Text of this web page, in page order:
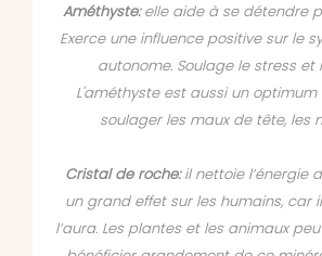
Améthyste:elle aide à se détendre
Exerce une influence positive sur le
autonome. Soulage le stress et
L'améthyste est aussi un
soulager les maux de tête, les
Cristal de roche:il nettoie l’énergie
un grand effet sur les humains, car
l’aura. Les plantes et les animaux